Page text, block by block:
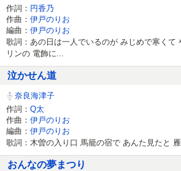
作詞： 円香乃
作曲： 伊戸のりお
編曲： 伊戸のりお
歌詞：あの日は一人でいるのが みじめで寒くて
リンの 電飾に...
泣かせん道
奈良海津子
作詞： Q太
作曲： 伊戸のりお
編曲： 伊戸のりお
歌詞：木曽の入り口 馬籠の宿で あんた見たと
おんなの夢まつり